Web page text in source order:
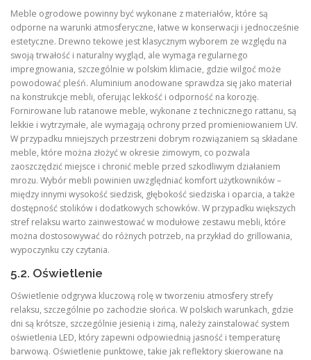
Meble ogrodowe powinny być wykonane z materiałów, które są
odporne na warunki atmosferyczne, łatwe w konserwacji i jednocześnie
estetyczne. Drewno tekowe jest klasycznym wyborem ze względu na
swoją trwałość i naturalny wygląd, ale wymaga regularnego
impregnowania, szczególnie w polskim klimacie, gdzie wilgoć może
powodować pleśń. Aluminium anodowane sprawdza się jako materiał
na konstrukcje mebli, oferując lekkość i odporność na korozję.
Fornirowane lub ratanowe meble, wykonane z technicznego rattanu, są
lekkie i wytrzymałe, ale wymagają ochrony przed promieniowaniem UV.
W przypadku mniejszych przestrzeni dobrym rozwiązaniem są składane
meble, które można złożyć w okresie zimowym, co pozwala
zaoszczędzić miejsce i chronić meble przed szkodliwym działaniem
mrozu. Wybór mebli powinien uwzględniać komfort użytkowników –
między innymi wysokość siedzisk, głębokość siedziska i oparcia, a także
dostępność stolików i dodatkowych schowków. W przypadku większych
stref relaksu warto zainwestować w modułowe zestawu mebli, które
można dostosowywać do różnych potrzeb, na przykład do grillowania,
wypoczynku czy czytania.
5.2. Oświetlenie
Oświetlenie odgrywa kluczową rolę w tworzeniu atmosfery strefy
relaksu, szczególnie po zachodzie słońca. W polskich warunkach, gdzie
dni są krótsze, szczególnie jesienią i zimą, należy zainstalować system
oświetlenia LED, który zapewni odpowiednią jasność i temperaturę
barwową. Oświetlenie punktowe, takie jak reflektory skierowane na